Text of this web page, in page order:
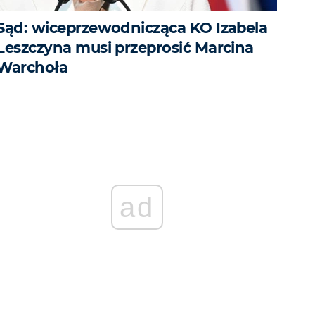
wiceprzewodnicząca KO Izabela
musi przeprosić Marcina
ad